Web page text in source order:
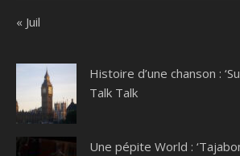
« Juil
Histoire d’une chanson :
Talk Talk
Une pépite World :